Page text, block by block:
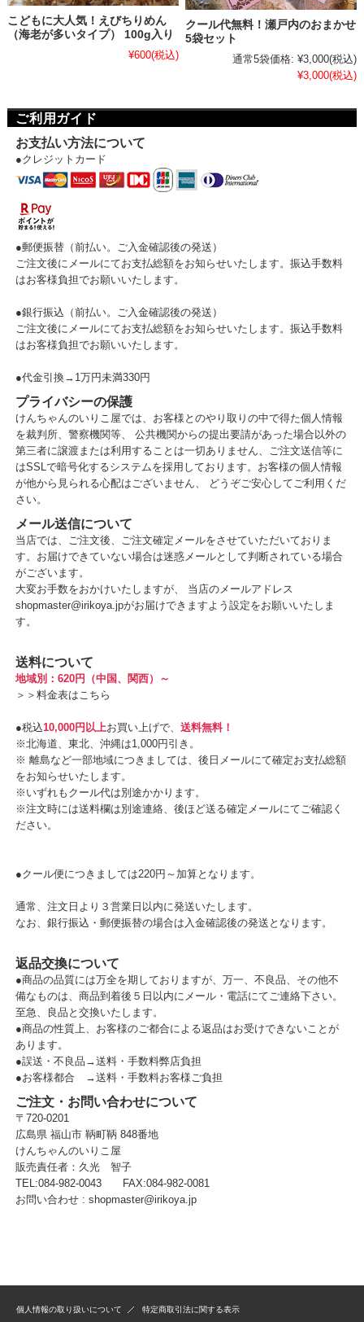
こどもに大人気！えびちりめん
（海老が多いタイプ） 100g入り
¥600(税込)
クール代無料！瀬戸内のおまかせ
5袋セット
通常5袋価格: ¥3,000(税込)
¥3,000(税込)
ご利用ガイド
お支払い方法について
●クレジットカード
●郵便振替（前払い。ご入金確認後の発送）
ご注文後にメールにてお支払総額をお知らせいたします。振込手数料
はお客様負担でお願いいたします。
●銀行振込（前払い。ご入金確認後の発送）
ご注文後にメールにてお支払総額をお知らせいたします。振込手数料
はお客様負担でお願いいたします。
●代金引換→1万円未満330円
プライバシーの保護
けんちゃんのいりこ屋では、お客様とのやり取りの中で得た個人情報
を裁判所、警察機関等、 公共機関からの提出要請があった場合以外の
第三者に譲渡または利用することは一切ありません、ご注文送信等に
はSSLで暗号化するシステムを採用しております。お客様の個人情報
が他から見られる心配はございません、 どうぞご安心してご利用くだ
さい。
メール送信について
当店では、ご注文後、ご注文確定メールをさせていただいておりま
す。お届けできていない場合は迷惑メールとして判断されている場合
がございます。
大変お手数をおかけいたしますが、 当店のメールアドレス
shopmaster@irikoya.jpがお届けできますよう設定をお願いいたしま
す。
送料について
地域別：620円（中国、関西）～
＞＞ 料金表はこちら
●税込10,000円以上お買い上げで、 送料無料！
※北海道、東北、沖縄は1,000円引き。
※ 離島など一部地域につきましては、後日メールにて確定お支払総額
をお知らせいたします。
※いずれもクール代は別途かかります。
※注文時には送料欄は別途連絡、後ほど送る確定メールにてご確認く
ださい。
●クール便につきましては220円～加算となります。
通常、注文日より３営業日以内に発送いたします。
なお、銀行振込・郵便振替の場合は入金確認後の発送となります。
返品交換について
●商品の品質には万全を期しておりますが、万一、不良品、その他不
備なものは、商品到着後５日以内にメール・電話にてご連絡下さい。
至急、良品と交換いたします。
●商品の性質上、お客様のご都合による返品はお受けできないことが
あります。
●誤送・不良品→送料・手数料弊店負担
●お客様都合 →送料・手数料お客様ご負担
ご注文・お問い合わせについて
〒720-0201
広島県 福山市 鞆町鞆 848番地
けんちゃんのいりこ屋
販売責任者：久光 智子
TEL:084-982-0043 FAX:084-982-0081
お問い合わせ : shopmaster@irikoya.jp
個人情報の取り扱いについて 特定商取引法に関する表示